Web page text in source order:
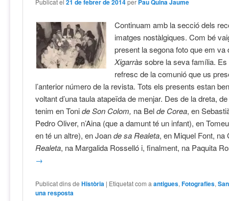
21 de febrer de 2014 Pau Quina Jaume
Continuam amb la secció dels
imatges nostàlgiques. Com bé
present la segona foto que em va
Xigarràs sobre la seva família.
refresc de la comunió que us
l’anterior número de la revista. Tots els presents estan
voltant d’una taula atapeïda de menjar. Des de la dreta,
tenim en Tonide Son Colom, na Belde Corea, en
Pedro Oliver, n’Aina (que a damunt té un infant), en
en té un altre), en Joande sa Realeta, en Miquel Font, na
Realeta, na Margalida Rosselló i, finalment, na Paquita
→
Publicat dins de Història | Etiquetat com a antigues,Fotografies,
una resposta